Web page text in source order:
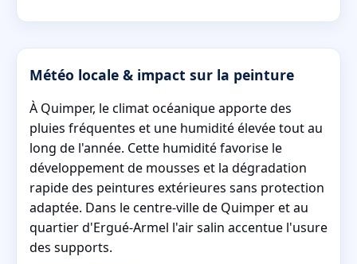
Météo locale & impact sur la peinture
À Quimper, le climat océanique apporte des
pluies fréquentes et une humidité élevée tout au
long de l'année. Cette humidité favorise le
développement de mousses et la dégradation
rapide des peintures extérieures sans protection
adaptée. Dans le centre-ville de Quimper et au
quartier d'Ergué-Armel l'air salin accentue l'usure
des supports.